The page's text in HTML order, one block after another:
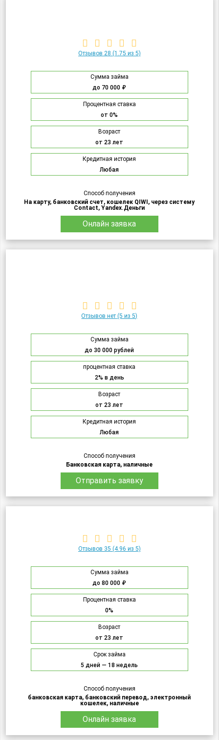
Отзывов 28 (1.75 из 5)
Сумма займа
до 70 000 ₽
Процентная ставка
от 0%
Возраст
от 23 лет
Кредитная история
Любая
Способ получения
На карту, банковский счет, кошелек QIWI, через систему
Contact, Yandex.Деньги
Онлайн заявка
Отзывов нет (5 из 5)
Сумма займа
до 30 000 рублей
процентная ставка
2% в день
Возраст
от 23 лет
Кредитная история
Любая
Способ получения
Банковская карта, наличные
Отправить заявку
Отзывов 35 (4.96 из 5)
Сумма займа
до 80 000 ₽
Процентная ставка
0%
Возраст
от 23 лет
Срок займа
5 дней — 18 недель
Способ получения
банковская карта, банковский перевод, электронный
кошелек, наличные
Онлайн заявка